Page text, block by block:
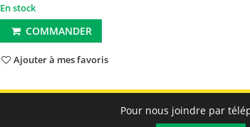
En stock
COMMANDER
Ajouter à mes favoris
Pour nous joindre par